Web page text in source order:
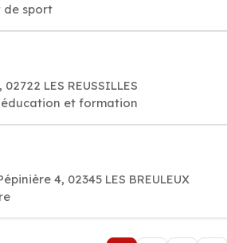
de sport
LES REUSSILLES
éducation et formation
4, 02345 LES BREULEUX